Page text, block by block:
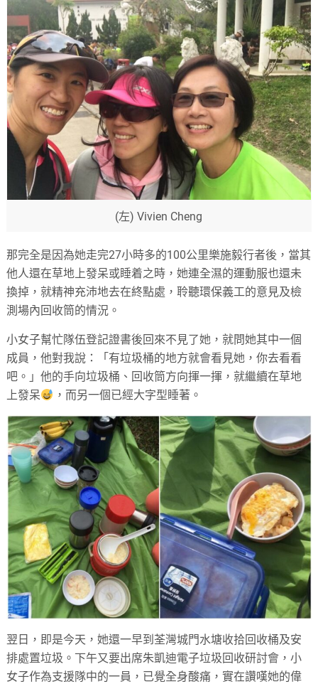
(左) Vivien Cheng
那完全是因為她走完27小時多的100公里樂施毅行者後，當其
他人還在草地上發呆或睡着之時，她連全濕的運動服也還未
換掉，就精神充沛地去在終點處，聆聽環保義工的意見及檢
測場內回收筒的情況。
小女子幫忙隊伍登記證書後回來不見了她，就問她其中一個
成員，他對我說：「有垃圾桶的地方就會看見她，你去看看
吧。」他的手向垃圾桶、回收筒方向揮一揮，就繼續在草地
上發呆
，而另一個已經大字型睡著。
翌日，即是今天，她還一早到荃灣城門水塘收拾回收桶及安
排處置垃圾。下午又要出席朱凱迪電子垃圾回收研討會，小
女子作為支援隊中的一員，已覺全身酸痛，實在讚嘆她的偉